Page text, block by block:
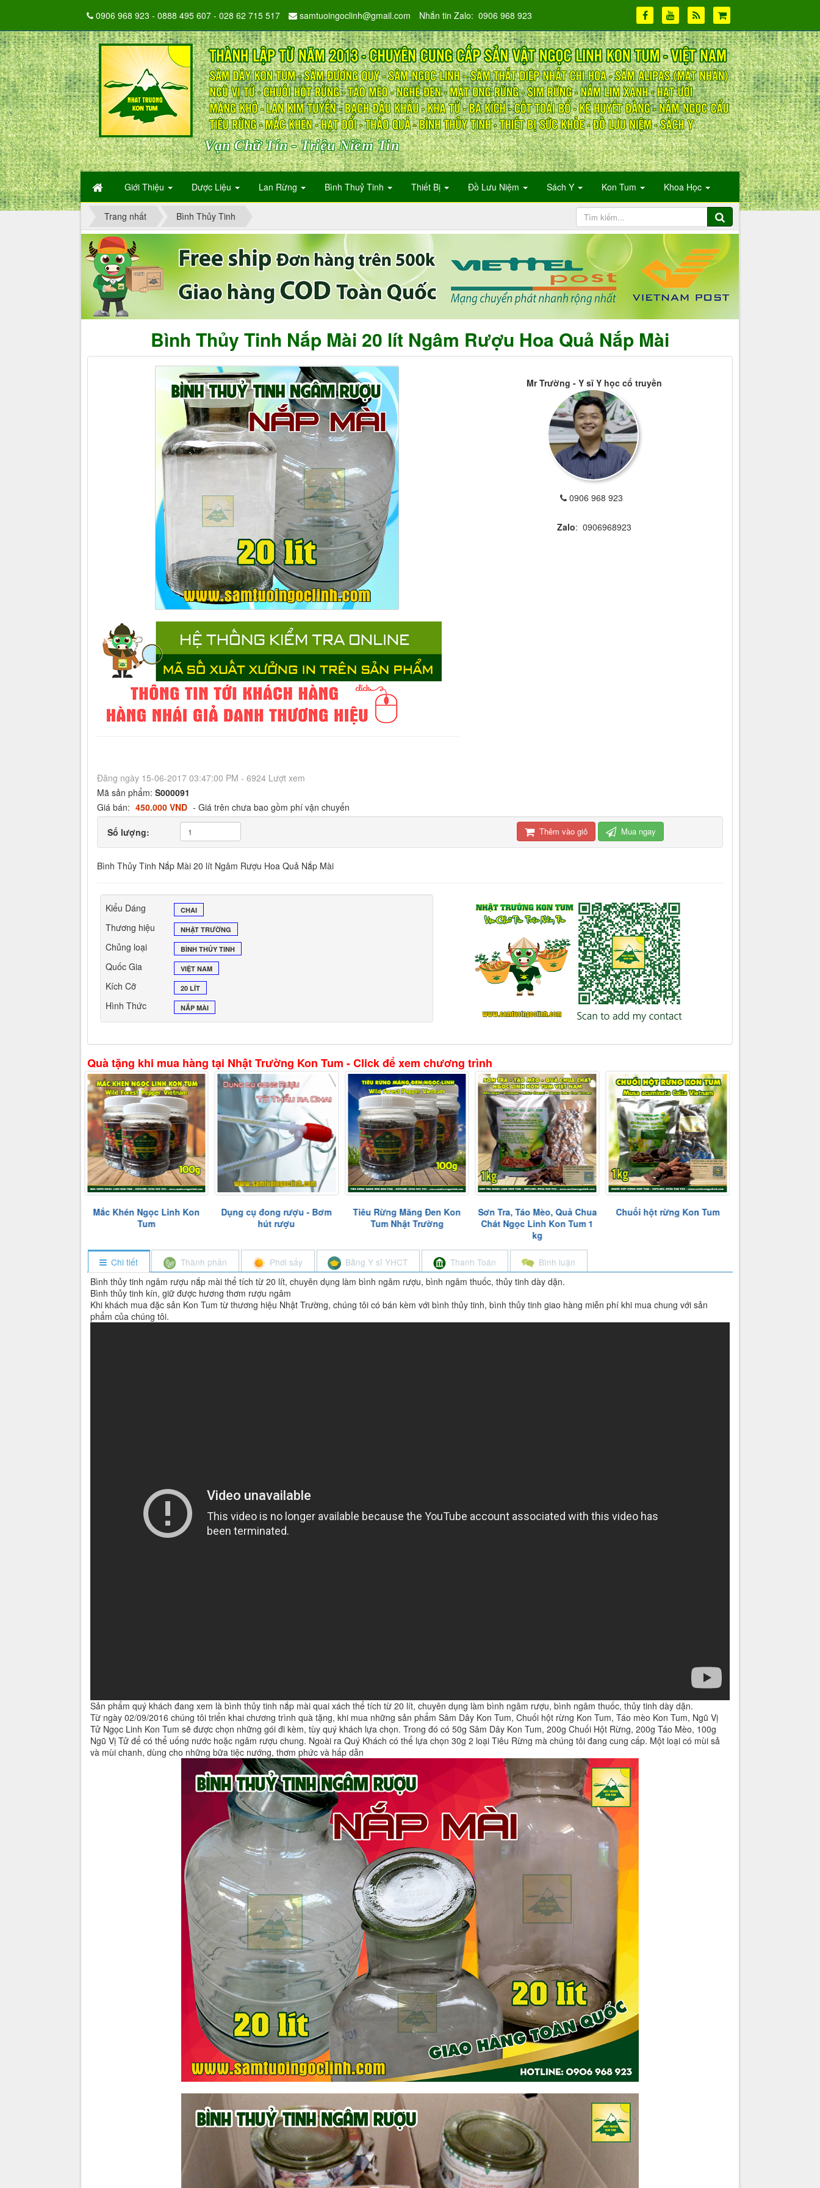
Vạn Chữ Tín - Triệu Niềm Tin
Giới Thiệu Dược Liệu Lan Rừng Bình Thuỷ Tinh Thiết Bị Đồ Lưu Niệm Sách Y Kon Tum Khoa Học
0906 968 923 - 0888 495 607 - 028 62 715 517 samtuoingoclinh@gmail.com Nhắn tin Zalo: 0906 968 923
Trang nhất Bình Thủy Tinh
Bình Thủy Tinh Nắp Mài 20 lít Ngâm Rượu Hoa Quả Nắp Mài
Mr Trường - Y sĩ Y học cổ truyền
0906 968 923
Zalo: 0906968923
Đăng ngày 15-06-2017 03:47:00 PM - 6924 Lượt xem
Mã sản phẩm: S000091
Giá bán: 450.000 VND - Giá trên chưa bao gồm phí vận chuyển
Số lượng: Thêm vào giỏ Mua ngay
Bình Thủy Tinh Nắp Mài 20 lít Ngâm Rượu Hoa Quả Nắp Mài
Kiểu Dáng CHAI
Thương hiệu NHẬT TRƯỜNG
Chủng loại BÌNH THỦY TINH
Quốc Gia VIỆT NAM
Kích Cỡ 20 LÍT
Hình Thức NẮP MÀI
Quà tặng khi mua hàng tại Nhật Trường Kon Tum - Click để xem chương trình
Mắc Khén Ngọc Linh Kon
Tum
Dụng cụ đong rượu - Bơm
hút rượu
Tiêu Rừng Măng Đen Kon
Tum Nhật Trường
Sơn Tra, Táo Mèo, Quả Chua
Chát Ngọc Linh Kon Tum 1
kg
Chuối hột rừng Kon Tum
Chi tiết Thành phần Phơi sấy Bằng Y sĩ YHCT Thanh Toán
Bình luận
Bình thủy tinh ngâm rượu nắp mài thể tích từ 20 lít, chuyên dụng làm bình ngâm rượu, bình ngâm thuốc, thủy tinh dày dặn.
Bình thủy tinh kín, giữ được hương thơm rượu ngâm
Khi khách mua đặc sản Kon Tum từ thương hiệu Nhật Trường, chúng tôi có bán kèm với bình thủy tinh, bình thủy tinh giao hàng miễn phí khi mua chung với sản
phẩm của chúng tôi.
Sản phẩm quý khách đang xem là bình thủy tinh nắp mài quai xách thể tích từ 20 lít, chuyên dụng làm bình ngâm rượu, bình ngâm thuốc, thủy tinh dày dặn.
Từ ngày 02/09/2016 chúng tôi triển khai chương trình quà tặng, khi mua những sản phẩm Sâm Dây Kon Tum, Chuối hột rừng Kon Tum, Táo mèo Kon Tum, Ngũ Vị
Tử Ngọc Linh Kon Tum sẽ được chọn những gói đi kèm, tùy quý khách lựa chọn. Trong đó có 50g Sâm Dây Kon Tum, 200g Chuối Hột Rừng, 200g Táo Mèo, 100g
Ngũ Vị Tử để có thể uống nước hoặc ngâm rượu chung. Ngoài ra Quý Khách có thể lựa chọn 30g 2 loại Tiêu Rừng mà chúng tôi đang cung cấp. Một loại có mùi sả
và mùi chanh, dùng cho những bữa tiệc nướng, thơm phức và hấp dẫn